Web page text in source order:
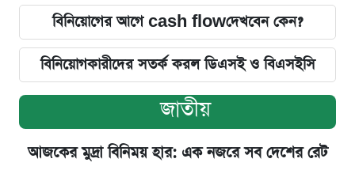
বিনিয়োগের আগে cash flowদেখবেন কেন?
বিনিয়োগকারীদের সতর্ক করল ডিএসই ও বিএসইসি
জাতীয়
আজকের মুদ্রা বিনিময় হার: এক নজরে সব দেশের রেট